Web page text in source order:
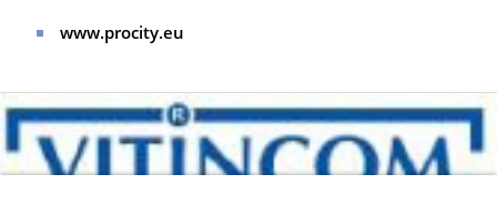
www.procity.eu